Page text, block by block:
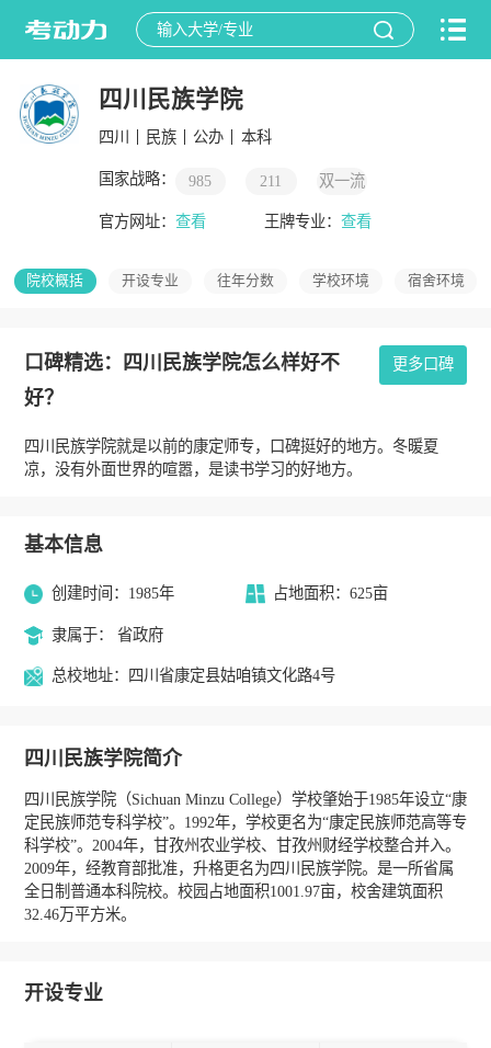
四川民族学院
四川 民族 公办 本科
国家战略： 985 211 双一流
官方网址： 查看 王牌专业：查看
院校概括 开设专业 往年分数 学校环境 宿舍环境
口碑精选：四川民族学院怎么样好不
好？
更多口碑
四川民族学院就是以前的康定师专，口碑挺好的地方。冬暖夏
凉，没有外面世界的喧嚣，是读书学习的好地方。
基本信息
创建时间：1985年 占地面积：625亩
隶属于： 省政府
总校地址：四川省康定县姑咱镇文化路4号
四川民族学院简介
四川民族学院（Sichuan Minzu College）学校肇始于1985年设立“康
定民族师范专科学校”。1992年，学校更名为“康定民族师范高等专
科学校”。2004年，甘孜州农业学校、甘孜州财经学校整合并入。
2009年，经教育部批准，升格更名为四川民族学院。是一所省属
全日制普通本科院校。校园占地面积1001.97亩，校舍建筑面积
32.46万平方米。
开设专业